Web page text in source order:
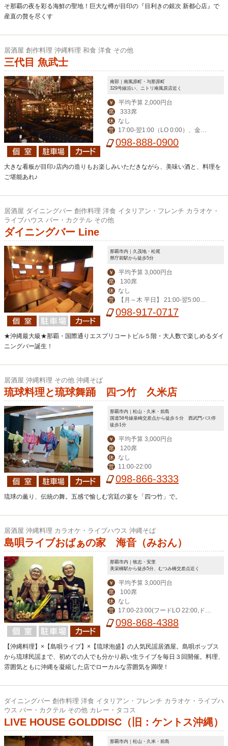
そ那覇の夜を彩る海鮮の聖地！巨大な樽が目印の『目利きの銀次 新都心店』で
産直の贅を尽くす
居酒屋 創作料理 沖縄料理 和食 洋食 その他
三代目 魚武士
南部｜南風原町・与那原町
329号線沿い、ニトリ南風原店近く
￥ 平均予算 2,000円台
席 333席
休 なし
営
17:00-翌1:00（LO 0:00）、金土
祝前17:00-翌2:00（LO 翌1:00）
098-888-0900
大きな看板が目印♪店内の造りもお楽しみいただきながら、美味い酒と、料理を
ご堪能あれ♪
居酒屋 ダイニングバー 創作料理 洋食 イタリアン・フレンチ カラオケ・
ライブハウス バー・カクテル その他
ダイニングバー Line
那覇市内｜久茂地・松尾
県庁前駅から徒歩5分
￥ 平均予算 3,000円台
席 130席
休 なし
営
【月～木 平日】 21:00-翌5:00
【その他】19:00-翌6:00
098-917-0717
★沖縄最大級★那覇・国際通りエスプリコートビル５階・大人数で楽しめるダイ
ニングバー誕生！
居酒屋 沖縄料理 その他 沖縄そば
琉球料理と琉球舞踊 四つ竹 久米店
那覇市内｜松山・久米・前島
国道58号線泉崎交差点から徒歩５分 西武門バス停
徒歩1分
￥ 平均予算 3,000円台
席 120席
休 なし
営 11:00-22:00
098-866-3333
琉球の薫り、伝統の舞。五感で愉しむ宮廷の宴を「四つ竹」で。
居酒屋 沖縄料理 カラオケ・ライブハウス 沖縄そば
島唄ライブおばぁの家 海音（みおん）
那覇市内｜牧志・安里
美栄橋駅から徒歩5分、むつみ橋交差点近く
￥ 平均予算 3,000円台
席 100席
休 なし
営
17:00-23:00(フードLO 22:00,ドリ
ンクLO 22:30)※夏季は30分延長
098-868-4388
【沖縄料理】×【島唄ライブ】×【琉球泡盛】の人気民謡居酒屋。島唄ポップス
から琉球民謡まで、初めての人でも分かり易い生ライブを毎日３回開催。料理、
雰囲気ともに沖縄を凝縮した店でローカルな雰囲気を満喫！
ダイニングバー 創作料理 洋食 イタリアン・フレンチ カラオケ・ライブハ
ウス バー・カクテル その他 カレー・タコス
LIVE HOUSE GOLDDISC（旧：ケントス沖縄）
那覇市内｜松山・久米・前島